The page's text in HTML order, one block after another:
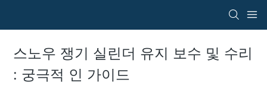
스노우 쟁기 실린더 유지 보수 및 수리
: 궁극적 인 가이드